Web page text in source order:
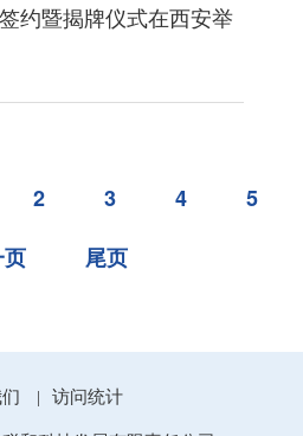
约暨揭牌仪式在西安举
2 3 4
5
尾页
|
访问统计